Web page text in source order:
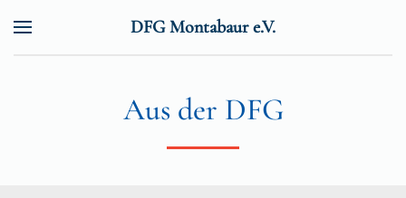
DFG Montabaur e.V.
Aus der DFG